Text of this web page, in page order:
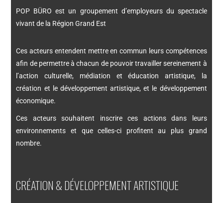
POP BÜRO est un groupement d’employeurs du spectacle
vivant de la Région Grand Est
Ces acteurs entendent mettre en commun leurs compétences
afin de permettre à chacun de pouvoir travailler sereinement à
l’action culturelle, médiation et éducation artistique, la
création et le développement artistique, et le développement
économique.
Ces acteurs souhaitent inscrire ces actions dans leurs
environnements et que celles-ci profitent au plus grand
nombre.
CRÉATION & DÉVELOPPEMENT ARTISTIQUE